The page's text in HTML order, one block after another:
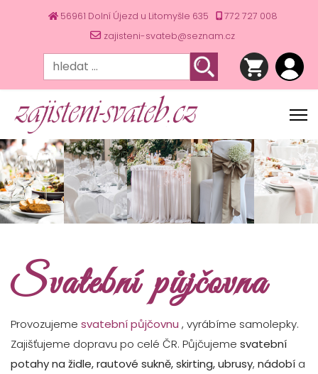
56961 Dolní Újezd u Litomyšle 635
772 727 008
zajisteni-svateb@seznam.cz
Svatební půjčovna
Provozujeme svatební půjčovnu , vyrábíme samolepky.
Zajišťujeme dopravu po celé ČR. Půjčujeme svatební
potahy na židle, rautové sukně, skirting, ubrusy, nádobí a